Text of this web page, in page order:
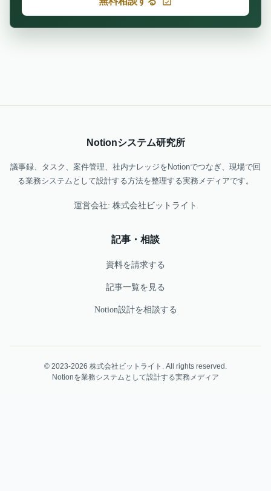
Notionシステム研究所
議事録、タスク、案件管理、社内ナレッジをNotionでつなぎ、現場で回
る業務システムとして設計する方法を整理する実務メディアです。
運営会社: 株式会社ビットライト
記事・相談
資料を請求する
記事一覧を見る
Notion設計を相談する
© 2023-2026 株式会社ビットライト. All rights reserved.
Notionを業務システムとして設計する実務メディア